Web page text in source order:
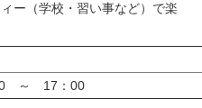
ー（学校・習い事など）で楽
～ 17：00